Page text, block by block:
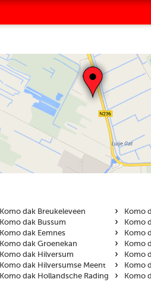
Komo dak Breukeleveen
Komo dak Bussum
Komo dak Eemnes
Komo dak Groenekan
Komo dak Hilversum
Komo dak Hilversumse Meent
Komo dak Hollandsche Rading
› Komo
› Komo
› Komo
› Komo
› Komo
› Komo
› Komo